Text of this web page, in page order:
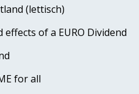
(lettisch)
effects of a EURO Dividend
for all